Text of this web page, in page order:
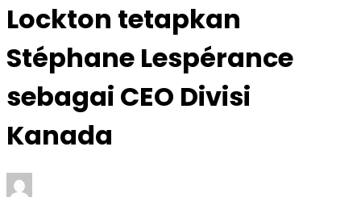
Lockton tetapkan
Stéphane Lespérance
sebagai CEO Divisi
Kanada